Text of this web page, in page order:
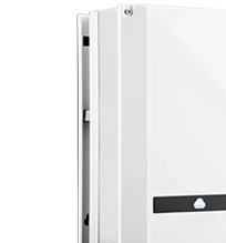
Fotografie